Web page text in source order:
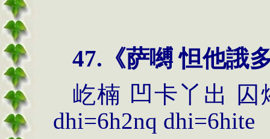
47.《萨嚩 怛他誐
屹楠 凹卡丫出
囚
dhi=6h2nq dhi=6hite